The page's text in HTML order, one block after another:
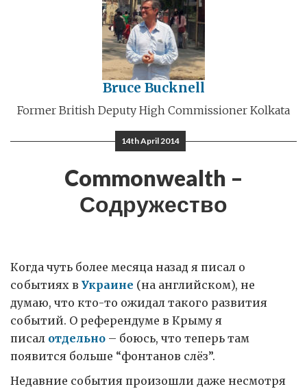
Bruce Bucknell
Former British Deputy High Commissioner Kolkata
14th April 2014
Commonwealth –
Содружество
Когда чуть более месяца назад я писал о
событиях в Украине (на английском), не
думаю, что кто-то ожидал такого развития
событий. О референдуме в Крыму я
писал отдельно – боюсь, что теперь там
появится больше “фонтанов слёз”.
Недавние события произошли даже несмотря